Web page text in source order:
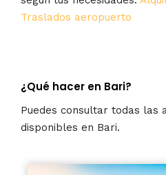
Traslados aeropuerto
¿Qué hacer en Bari?
Puedes consultar todas las
disponibles en Bari.